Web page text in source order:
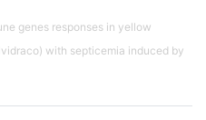
genes responses in yellow
with septicemia induced by